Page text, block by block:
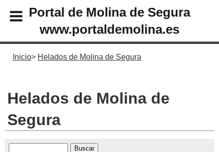
Portal de Molina de Segura
www.portaldemolina.es
Inicio Helados de Molina de Segura
Helados de Molina de
Segura